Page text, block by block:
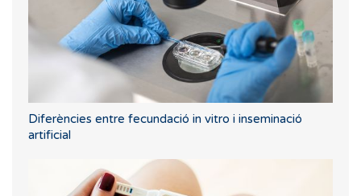
Diferències entre fecundació in vitro i inseminació
artificial